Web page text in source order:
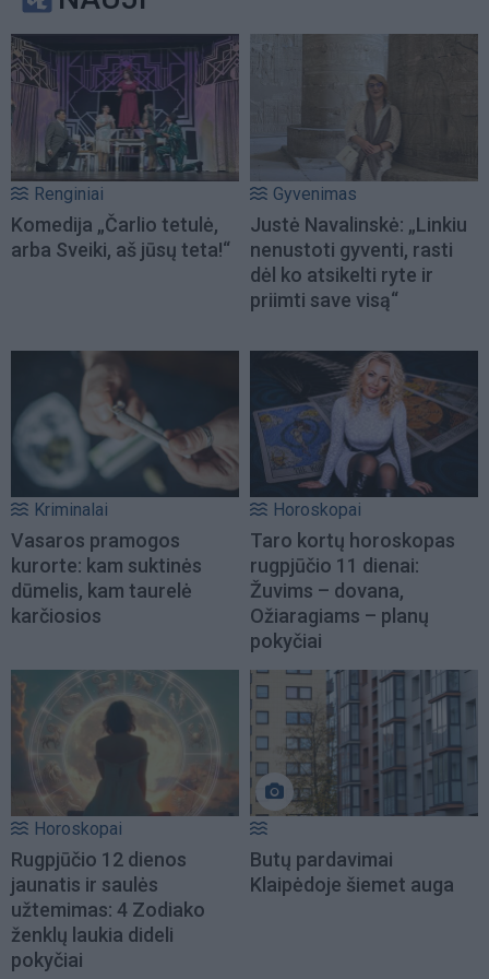
Renginiai
Komedija „Čarlio tetulė,
arba Sveiki, aš jūsų teta!“
Gyvenimas
Justė Navalinskė: „Linkiu
nenustoti gyventi, rasti
dėl ko atsikelti ryte ir
priimti save visą“
Kriminalai
Vasaros pramogos
kurorte: kam suktinės
dūmelis, kam taurelė
karčiosios
Horoskopai
Taro kortų horoskopas
rugpjūčio 11 dienai:
Žuvims – dovana,
Ožiaragiams – planų
pokyčiai
Horoskopai
Rugpjūčio 12 dienos
jaunatis ir saulės
užtemimas: 4 Zodiako
ženklų laukia dideli
pokyčiai
Butų pardavimai
Klaipėdoje šiemet auga